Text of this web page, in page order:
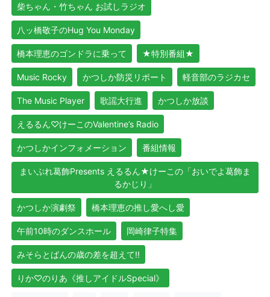
柴ちゃん・竹ちゃん お試しラジオ
八ッ橋敬子のHug You Monday
橋本理恵のゴンドラに乗って ★特別番組★
Music Rocky かつしか防災リポート 軽音部のラジカセ
The Music Player 歌謡大行進 かつしか放談
えるるん♡けーこのValentine’s Radio
かつしかインフォメーション 番組情報
まいぷれ葛飾Presents えるるん★けーこの「おいでよ葛飾ま
るかじり」
かつしか演劇祭 橋本理恵の推し愛へし愛
午前10時のダンスホール 岡崎律子特集
みそらとばんの歳の差を超えて!!
りか♡のりあ《推しアイドルSpecial》